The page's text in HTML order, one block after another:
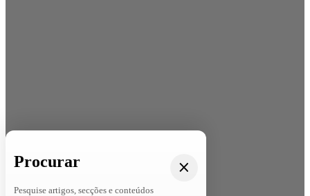
Procurar
Pesquise artigos, secções e conteúdos